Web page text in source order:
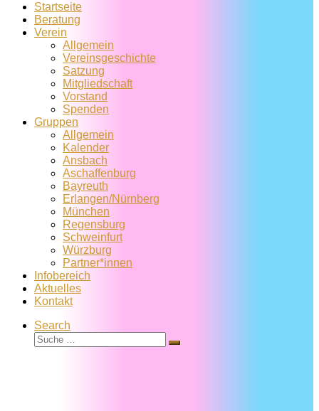
Startseite
Beratung
Verein
Allgemein
Vereins­geschichte
Satzung
Mitglied­schaft
Vorstand
Spenden
Gruppen
Allgemein
Kalender
Ansbach
Aschaffenburg
Bayreuth
Erlangen/Nürnberg
München
Regensburg
Schweinfurt
Würzburg
Partner*innen
Infobereich
Aktuelles
Kontakt
Search
Suche
Suche